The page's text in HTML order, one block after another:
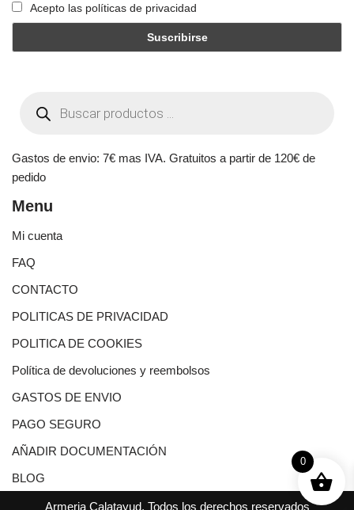
Acepto las políticas de privacidad
Gastos de envio: 7€ mas IVA. Gratuitos a partir de 120€ de
pedido
Menu
Mi cuenta
FAQ
CONTACTO
POLITICAS DE PRIVACIDAD
POLITICA DE COOKIES
Política de devoluciones y reembolsos
GASTOS DE ENVIO
PAGO SEGURO
AÑADIR DOCUMENTACIÓN
BLOG
Armeria Calatayud, Todos los derechos reservados
0